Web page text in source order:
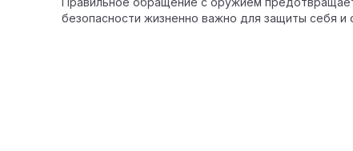
безопасности жизненно важно для защиты себя